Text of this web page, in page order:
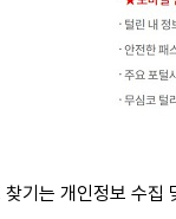
찾기는 개인정보 수집